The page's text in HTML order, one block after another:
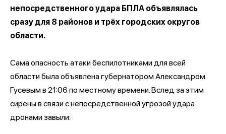
непосредственного удара БПЛА объявлялась
сразу для 8 районов и трёх городских округов
области.
Сама опасность атаки беспилотниками для всей
области была объявлена губернатором Александром
Гусевым в 21:06 по местному времени. Вслед за этим
сирены в связи с непосредственной угрозой удара
дронами завыли: